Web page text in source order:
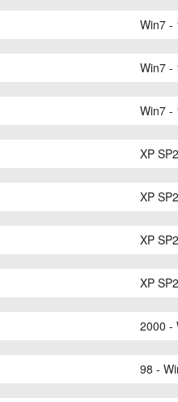
Win7 -
Win7 -
Win7 -
XP
XP
XP
XP
2000 -
98 -